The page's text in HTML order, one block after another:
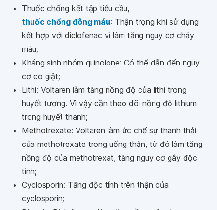
Thuốc chống kết tập tiểu cầu,
thuốc chống đông máu: Thận trọng khi sử dụng
kết hợp với diclofenac vì làm tăng nguy cơ chảy
máu;
Kháng sinh nhóm quinolone: Có thể dẫn đến nguy
cơ co giật;
Lithi: Voltaren làm tăng nồng độ của lithi trong
huyết tương. Vì vậy cần theo dõi nồng độ lithium
trong huyết thanh;
Methotrexate: Voltaren làm ức chế sự thanh thải
của methotrexate trong uống thận, từ đó làm tăng
nồng độ của methotrexat, tăng nguy cơ gây độc
tính;
Cyclosporin: Tăng độc tính trên thận của
cyclosporin;